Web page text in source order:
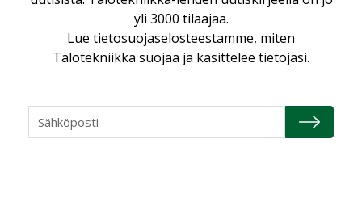
Consti
NIMITYKSET
NIMITYKSET
Granlund Oy
yli 3000 tilaajaa.
Lue tietosuojaselosteestamme, miten
Talotekniikka suojaa ja käsittelee tietojasi.